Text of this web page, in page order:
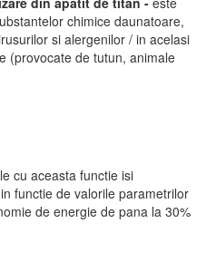
chimice daunatoare,
si alergenilor / in acelasi
(provocate de tutun, animale
cu aceasta functie isi
functie de valorile parametrilor
de energie de pana la 30%